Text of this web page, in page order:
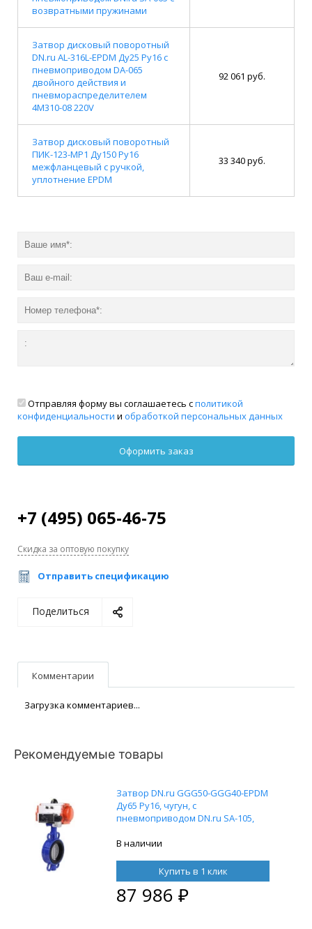
возвратными пружинами
Затвор дисковый поворотный
DN.ru AL-316L-EPDM Ду25 Ру16 с
пневмоприводом DA-065
двойного действия и
пневмораспределителем
4M310-08 220V
92 061 руб.
Затвор дисковый поворотный
ПИК-123-MP1 Ду150 Ру16
межфланцевый с ручкой,
уплотнение EPDM
33 340 руб.
Отправляя форму вы соглашаетесь сполитикой
конфиденциальности и обработкой персональных данных
+7 (495) 065-46-75
Скидка за оптовую покупку
Отправить спецификацию
Поделиться
Комментарии
Загрузка комментариев...
Рекомендуемые товары
Затвор DN.ru GGG50-GGG40-EPDM
Ду65 Ру16, чугун, с
пневмоприводом DN.ru SA-105,
24В и воздушным фильтром
В наличии
Купить в 1 клик
87 986 ₽